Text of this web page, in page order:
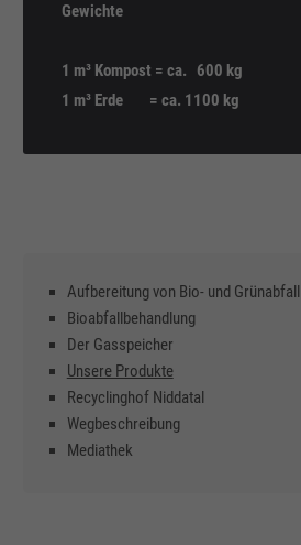
Gewichte
1 m³ Kompost = ca. 600 kg
1 m³ Erde = ca. 1100 kg
Aufbereitung von Bio- und Grünabfall
Bioabfallbehandlung
Der Gasspeicher
Unsere Produkte
Recyclinghof Niddatal
Wegbeschreibung
Mediathek